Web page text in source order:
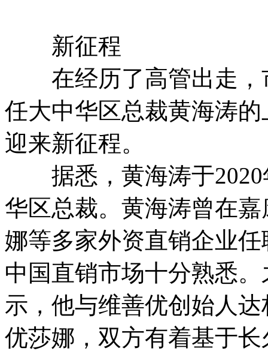
新征程
在经历了高管出走，
任大中华区总裁黄海涛
迎来新征程。
据悉，黄海涛于2020
华区总裁。黄海涛曾在
娜等多家外资直销企业
中国直销市场十分熟悉
示，他与维善优创始人
优莎娜，双方有着基于